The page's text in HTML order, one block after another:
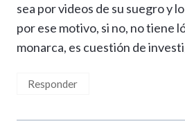
sea por videos de su suegro y
por ese motivo, si no, no tiene
monarca, es cuestión de
Responder